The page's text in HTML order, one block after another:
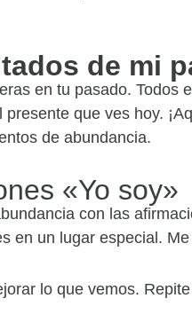
de mi
en tu pasado. Todos
que ves hoy.
de abundancia.
«Yo soy»
con las
en un lugar especial.
lo que vemos.